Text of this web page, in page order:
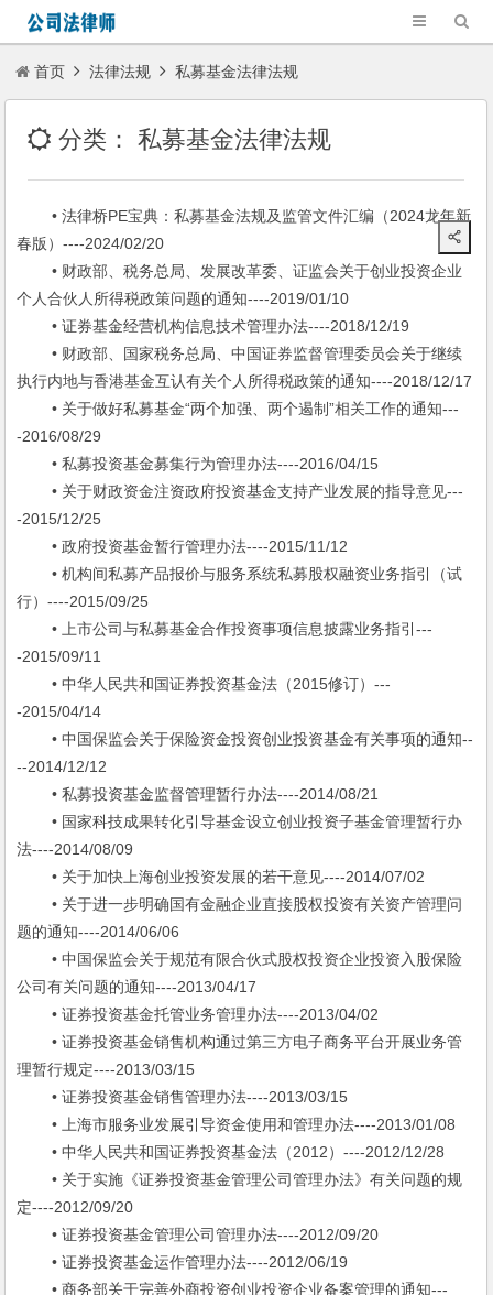
首页 法律法规 私募基金法律法规
分类：私募基金法律法规
• 法律桥PE宝典：私募基金法规及监管文件汇编（2024龙年新
春版）----2024/02/20
• 财政部、税务总局、发展改革委、证监会关于创业投资企业
个人合伙人所得税政策问题的通知----2019/01/10
• 证券基金经营机构信息技术管理办法----2018/12/19
• 财政部、国家税务总局、中国证券监督管理委员会关于继续
执行内地与香港基金互认有关个人所得税政策的通知----2018/12/17
• 关于做好私募基金“两个加强、两个遏制”相关工作的通知---
-2016/08/29
• 私募投资基金募集行为管理办法----2016/04/15
• 关于财政资金注资政府投资基金支持产业发展的指导意见---
-2015/12/25
• 政府投资基金暂行管理办法----2015/11/12
• 机构间私募产品报价与服务系统私募股权融资业务指引（试
行）----2015/09/25
• 上市公司与私募基金合作投资事项信息披露业务指引---
-2015/09/11
• 中华人民共和国证券投资基金法（2015修订）---
-2015/04/14
• 中国保监会关于保险资金投资创业投资基金有关事项的通知--
--2014/12/12
• 私募投资基金监督管理暂行办法----2014/08/21
• 国家科技成果转化引导基金设立创业投资子基金管理暂行办
法----2014/08/09
• 关于加快上海创业投资发展的若干意见----2014/07/02
• 关于进一步明确国有金融企业直接股权投资有关资产管理问
题的通知----2014/06/06
• 中国保监会关于规范有限合伙式股权投资企业投资入股保险
公司有关问题的通知----2013/04/17
• 证券投资基金托管业务管理办法----2013/04/02
• 证券投资基金销售机构通过第三方电子商务平台开展业务管
理暂行规定----2013/03/15
• 证券投资基金销售管理办法----2013/03/15
• 上海市服务业发展引导资金使用和管理办法----2013/01/08
• 中华人民共和国证券投资基金法（2012）----2012/12/28
• 关于实施《证券投资基金管理公司管理办法》有关问题的规
定----2012/09/20
• 证券投资基金管理公司管理办法----2012/09/20
• 证券投资基金运作管理办法----2012/06/19
• 商务部关于完善外商投资创业投资企业备案管理的通知---